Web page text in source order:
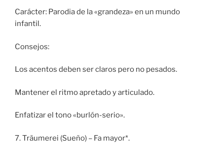
Carácter: Parodia de la «grandeza» en un mundo
infantil.
Consejos:
Los acentos deben ser claros pero no pesados.
Mantener el ritmo apretado y articulado.
Enfatizar el tono «burlón-serio».
7. Träumerei (Sueño) – Fa mayor*.